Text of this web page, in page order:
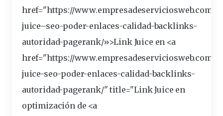
href="https://www.empresadeserviciosweb.com/
juice–seo-poder-enlaces-calidad-backlinks-
autoridad-pagerank/»>Link Juice en <a
href="https://www.empresadeserviciosweb.com/
juice-seo-poder-enlaces-calidad-backlinks-
autoridad-pagerank/" title="Link Juice en
optimizaciónde <a